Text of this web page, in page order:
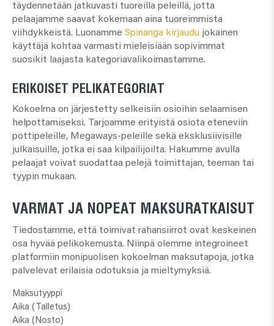
täydennetään jatkuvasti tuoreilla peleillä, jotta
pelaajamme saavat kokemaan aina tuoreimmista
viihdykkeistä. Luonamme Spinanga kirjaudu jokainen
käyttäjä kohtaa varmasti mieleisiään sopivimmat
suosikit laajasta kategoriavalikoimastamme.
ERIKOISET PELIKATEGORIAT
Kokoelma on järjestetty selkeisiin osioihin selaamisen
helpottamiseksi. Tarjoamme erityistä osiota eteneviin
pottipeleille, Megaways-peleille sekä eksklusiivisille
julkaisuille, jotka ei saa kilpailijoilta. Hakumme avulla
pelaajat voivat suodattaa pelejä toimittajan, teeman tai
tyypin mukaan.
VARMAT JA NOPEAT MAKSURATKAISUT
Tiedostamme, että toimivat rahansiirrot ovat keskeinen
osa hyvää pelikokemusta. Niinpä olemme integroineet
platformiin monipuolisen kokoelman maksutapoja, jotka
palvelevat erilaisia odotuksia ja mieltymyksiä.
Maksutyyppi
Aika (Talletus)
Aika (Nosto)